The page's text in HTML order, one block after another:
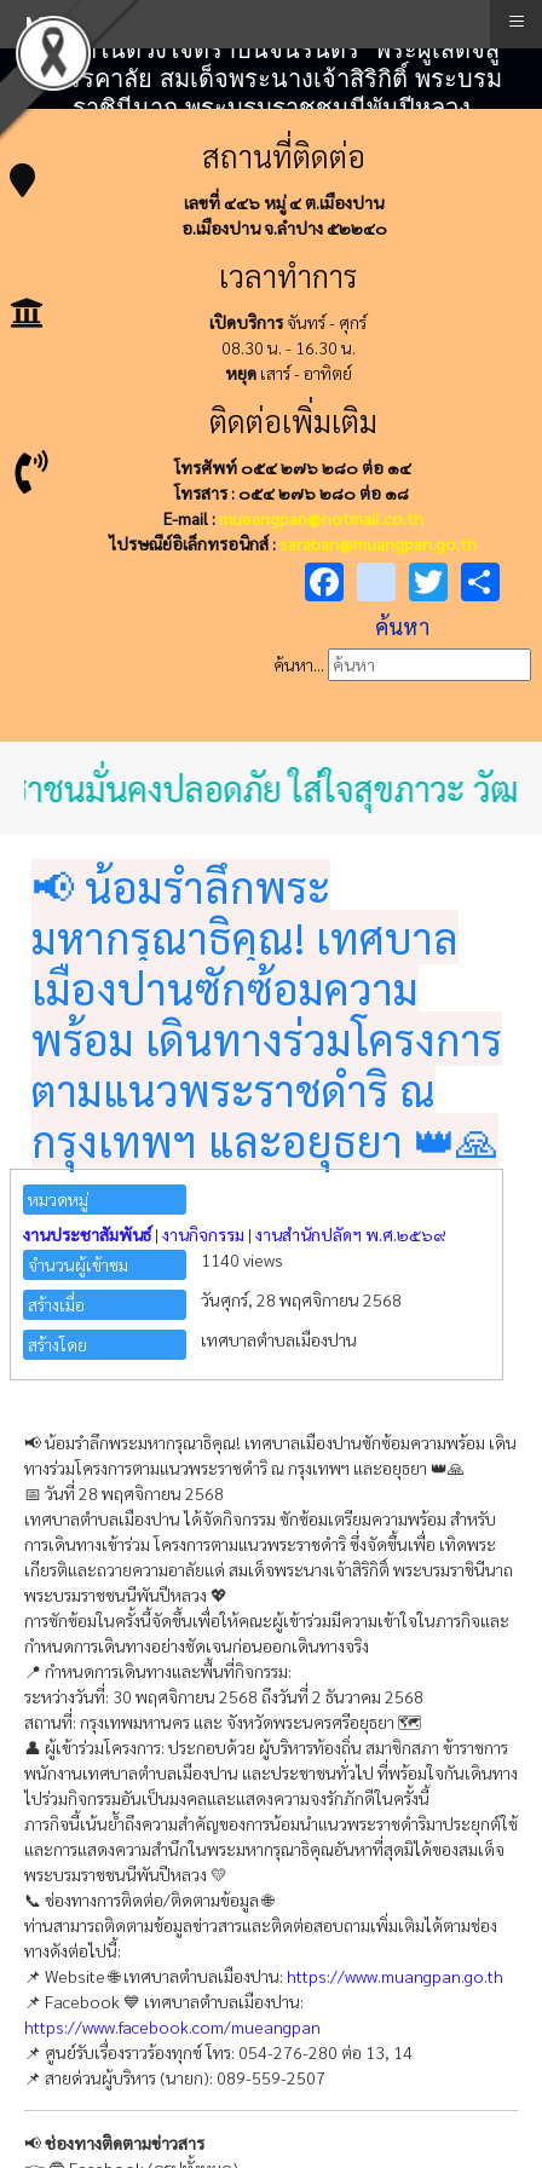
"สถิตในดวงใจตราบนิจนิรันดร์" พระผู้เสด็จสู่
สวรรคาลัย สมเด็จพระนางเจ้าสิริกิติ์ พระบรม
ราชินีนาถ พระบรมราชชนนีพันปีหลวง
สถานที่ติดต่อ
เลขที่ ๔๔๖ หมู่ ๔ ต.เมืองปาน
อ.เมืองปาน จ.ลำปาง ๕๒๒๔๐
เวลาทำการ
เปิดบริการจันทร์ - ศุกร์
08.30 น. - 16.30 น.
หยุดเสาร์ - อาทิตย์
ติดต่อเพิ่มเติม
โทรศัพท์ ๐๕๔ ๒๗๖ ๒๘๐ ต่อ ๑๔
โทรสาร : ๐๕๔ ๒๗๖ ๒๘๐ ต่อ ๑๘
E-mail :mueangpan@hotmail.co.th
ไปรษณีย์อิเล็กทรอนิกส์ : saraban@muangpan.go.th
Facebook
youtube
ค้นหา
ค้นหา...
มั่นคงปลอดภัย ใส่ใจสุขภาวะ วัฒนธ
📢 น้อมรำลึกพระ
มหากรุณาธิคุณ! เทศบาล
เมืองปานซักซ้อมความ
พร้อม เดินทางร่วมโครงการ
ตามแนวพระราชดำริ ณ
กรุงเทพฯ และอยุธยา 👑🙏
หมวดหมู่
งานประชาสัมพันธ์| งานกิจกรรม | งานสำนักปลัดฯ พ.ศ.๒๕๖๙
จำนวนผู้เข้าชม
1140 views
สร้างเมื่อ วันศุกร์, 28 พฤศจิกายน 2568
สร้างโดย เทศบาลตำบลเมืองปาน
📢 น้อมรำลึกพระมหากรุณาธิคุณ! เทศบาลเมืองปานซักซ้อมความพร้อม เดิน
ทางร่วมโครงการตามแนวพระราชดำริ ณ กรุงเทพฯ และอยุธยา 👑🙏
📅 วันที่ 28 พฤศจิกายน 2568
เทศบาลตำบลเมืองปาน ได้จัดกิจกรรม ซักซ้อมเตรียมความพร้อม สำหรับ
การเดินทางเข้าร่วม โครงการตามแนวพระราชดำริ ซึ่งจัดขึ้นเพื่อ เทิดพระ
เกียรติและถวายความอาลัยแด่ สมเด็จพระนางเจ้าสิริกิติ์ พระบรมราชินีนาถ
พระบรมราชชนนีพันปีหลวง 💖
การซักซ้อมในครั้งนี้จัดขึ้นเพื่อให้คณะผู้เข้าร่วมมีความเข้าใจในภารกิจและ
กำหนดการเดินทางอย่างชัดเจนก่อนออกเดินทางจริง
📍 กำหนดการเดินทางและพื้นที่กิจกรรม:
ระหว่างวันที่: 30 พฤศจิกายน 2568 ถึงวันที่ 2 ธันวาคม 2568
สถานที่: กรุงเทพมหานคร และ จังหวัดพระนครศรีอยุธยา 🗺️
👤 ผู้เข้าร่วมโครงการ: ประกอบด้วย ผู้บริหารท้องถิ่น สมาชิกสภา ข้าราชการ
พนักงานเทศบาลตำบลเมืองปาน และประชาชนทั่วไป ที่พร้อมใจกันเดินทาง
ไปร่วมกิจกรรมอันเป็นมงคลและแสดงความจงรักภักดีในครั้งนี้
ภารกิจนี้เน้นย้ำถึงความสำคัญของการน้อมนำแนวพระราชดำริมาประยุกต์ใช้
และการแสดงความสำนึกในพระมหากรุณาธิคุณอันหาที่สุดมิได้ของสมเด็จ
พระบรมราชชนนีพันปีหลวง 💛
📞 ช่องทางการติดต่อ/ติดตามข้อมูล 🌐
ท่านสามารถติดตามข้อมูลข่าวสารและติดต่อสอบถามเพิ่มเติมได้ตามช่อง
ทางดังต่อไปนี้:
📌 Website 🌐 เทศบาลตำบลเมืองปาน: https://www.muangpan.go.th
📌 Facebook 💙 เทศบาลตำบลเมืองปาน:
https://www.facebook.com/mueangpan
📌 ศูนย์รับเรื่องราวร้องทุกข์ โทร: 054-276-280 ต่อ 13, 14
📌 สายด่วนผู้บริหาร (นายก): 089-559-2507
📢ช่องทางติดตามข่าวสาร
Menu ≡